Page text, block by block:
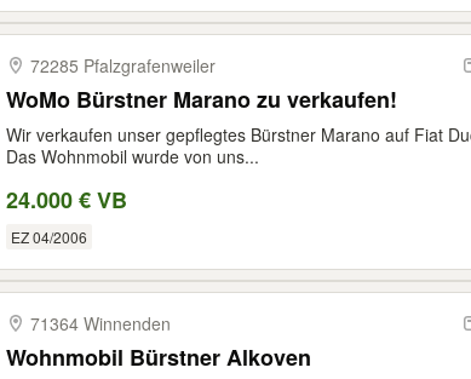
72285 Pfalzgrafenweiler
WoMo Bürstner Marano zu verkaufen!
Wir verkaufen unser gepflegtes Bürstner Marano auf Fiat
Das Wohnmobil wurde von uns...
24.000 € VB
EZ 04/2006
71364 Winnenden
Wohnmobil Bürstner Alkoven